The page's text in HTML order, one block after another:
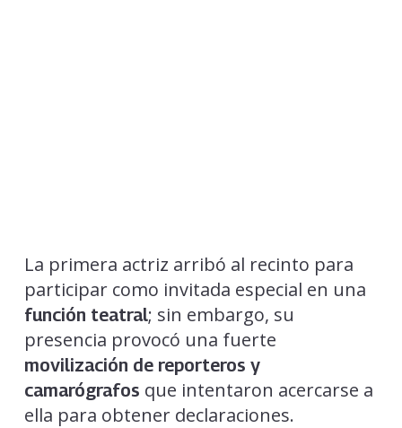
La primera actriz arribó al recinto para
participar como invitada especial en una
función teatral; sin embargo, su
presencia provocó una fuerte
movilización de reporteros y
camarógrafos que intentaron acercarse a
ella para obtener declaraciones.